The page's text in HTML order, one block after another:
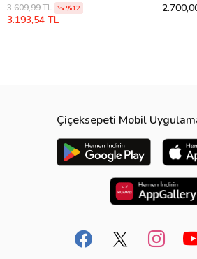
3.609,99 TL
%12
3.193,54 TL
Çiçeksepeti Mobil